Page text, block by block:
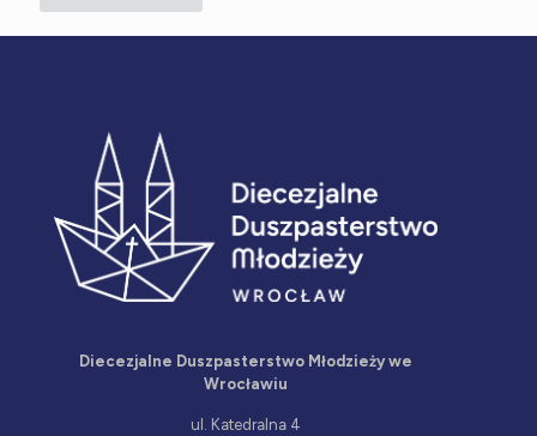
Diecezjalne Duszpasterstwo Młodzieży we
Wrocławiu
ul. Katedralna 4